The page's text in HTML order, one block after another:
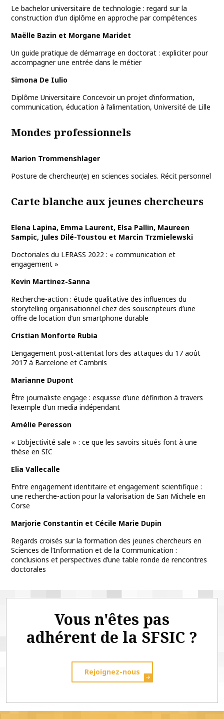
Le bachelor universitaire de technologie : regard sur la
construction d’un diplôme en approche par compétences
Maëlle Bazin et Morgane Maridet
Un guide pratique de démarrage en doctorat : expliciter pour
accompagner une entrée dans le métier
Simona De Iulio
Diplôme Universitaire Concevoir un projet d’information,
communication, éducation à l’alimentation, Université de Lille
Mondes professionnels
Marion Trommenshlager
Posture de chercheur(e) en sciences sociales. Récit personnel
Carte blanche aux jeunes chercheurs
Elena Lapina, Emma Laurent, Elsa Pallin, Maureen
Sampic, Jules Dilé-Toustou et Marcin Trzmielewski
Doctoriales du LERASS 2022 : « communication et
engagement »
Kevin Martinez-Sanna
Recherche-action : étude qualitative des influences du
storytelling organisationnel chez des souscripteurs d’une
offre de location d’un smartphone durable
Cristian Monforte Rubia
L’engagement post-attentat lors des attaques du 17 août
2017 à Barcelone et Cambrils
Marianne Dupont
Être journaliste engage : esquisse d’une définition à travers
l’exemple d’un media indépendant
Amélie Peresson
« L’objectivité sale » : ce que les savoirs situés font à une
thèse en SIC
Elia Vallecalle
Entre engagement identitaire et engagement scientifique :
une recherche-action pour la valorisation de San Michele en
Corse
Marjorie Constantin et Cécile Marie Dupin
Regards croisés sur la formation des jeunes chercheurs en
Sciences de l’Information et de la Communication :
conclusions et perspectives d’une table ronde de rencontres
doctorales
Vous n'êtes pas
adhérent de la SFSIC ?
Rejoignez-nous